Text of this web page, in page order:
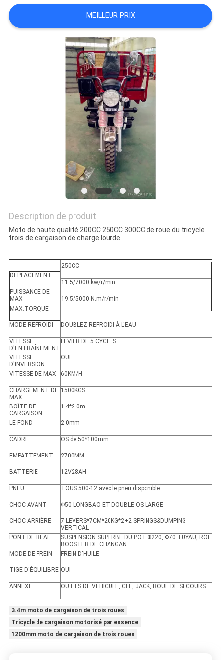
UNE
CITATION
MEILLEUR PRIX
Description de produit
Moto de haute qualité 200CC 250CC 300CC de roue du tricycle
trois de cargaison de charge lourde
DÉPLACEMENT
PUISSANCE DE
MAX
MAX.TORQUE
250CC
11.5/7000 kw/r/min
19.5/5000 N.m/r/min
MODE REFROIDI DOUBLEZ REFROIDI À L'EAU
VITESSE
D'ENTRAÎNEMENT
LEVIER DE 5 CYCLES
VITESSE
D'INVERSION
OUI
VITESSE DE MAX 60KM/H
CHARGEMENT DE
MAX
1500KGS
BOÎTE DE
CARGAISON
1.4*2.0m
LE FOND 2.0mm
CADRE OS de 50*100mm
EMPATTEMENT 2700MM
BATTERIE 12V28AH
PNEU TOUS 500-12 avec le pneu disponible
CHOC AVANT Φ50 LONGBAO ET DOUBLE OS LARGE
CHOC ARRIÈRE
7 LEVERS*7CM*20KG*2+2 SPRINGS&DUMPING
VERTICAL
PONT DE REAE
SUSPENSION SUPERBE DU POT Φ220, Φ70 TUYAU, ROI
BOOSTER DE CHANGAN
MODE DE FREIN
FREIN D'HUILE
TIGE D'ÉQUILIBRE OUI
ANNEXE OUTILS DE VÉHICULE, CLÉ, JACK, ROUE DE SECOURS
3.4m moto de cargaison de trois roues
Tricycle de cargaison motorisé par essence
1200mm moto de cargaison de trois roues